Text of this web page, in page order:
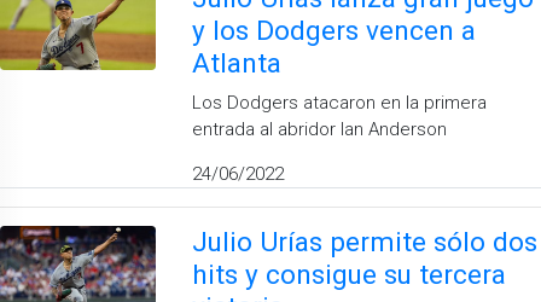
y los Dodgers vencen a
Atlanta
Los Dodgers atacaron en la primera
entrada al abridor Ian Anderson
24/06/2022
Julio Urías permite sólo dos
hits y consigue su tercera